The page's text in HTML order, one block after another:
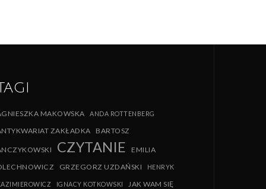
MAKOWSKA ANDA ROTTENBERG
ZAKŁADKA BARTOSZ
CZYTANIE
EMILIA
GRZEGORZ UZDAŃSKI HENRYK
IGNACY KOTKOWSKI JAK WAM SIĘ